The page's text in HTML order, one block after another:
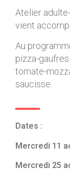
Atelier
vient
Au
pizza-
tomate-
saucisse.
Dates :
Mercredi 11
Mercredi 25